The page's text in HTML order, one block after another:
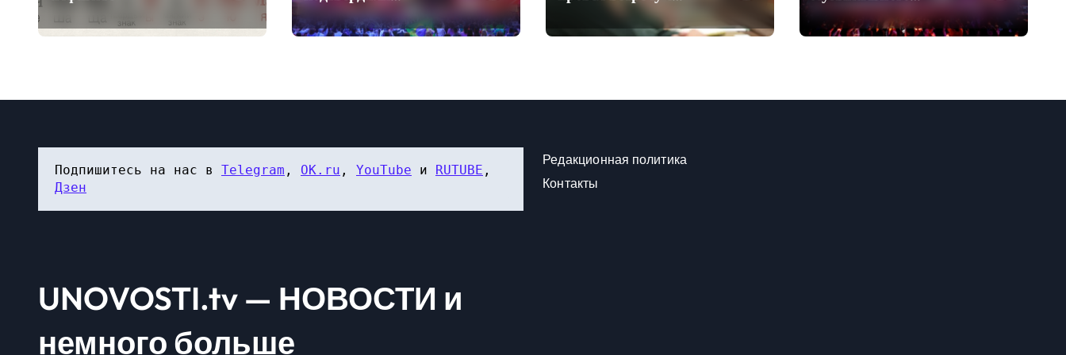
проведение конкурса
«Интервидение» в
руководством
Минобороны и
конкурса
«Интервидение» в
под вопросом
Подпишитесь на нас в Telegram , OK.ru , YouTube и RUTUBE
Дзен
Редакционная политика
Контакты
UNOVOSTI.tv — НОВОСТИ и
немного больше